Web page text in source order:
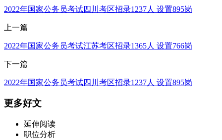
2022年国家公务员考试四川考区招录1237人 设置895岗
上一篇
2022年国家公务员考试江苏考区招录1365人 设置766岗
下一篇
2022年国家公务员考试四川考区招录1237人 设置895岗
更多好文
延伸阅读
职位分析